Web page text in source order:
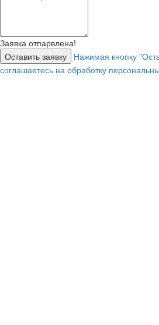
Заявка отпарвлена!
Нажимая кнопку
соглашаетесь на обработку